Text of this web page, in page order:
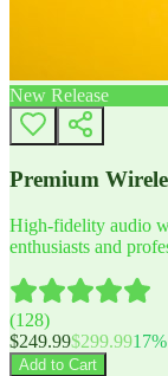
New Release
Premium
High-fidelity audio
enthusiasts and
(128)
$249.99$299.9917
Add to Cart